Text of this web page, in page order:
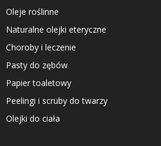
Oleje roślinne
Naturalne olejki eteryczne
Choroby i leczenie
Pasty do zębów
Papier toaletowy
Peelingi i scruby do twarzy
Olejki do ciała